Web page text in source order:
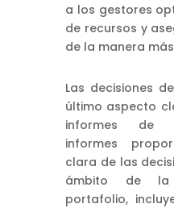
a los gestores
de recursos y
de la manera
Las decisiones
último aspecto
informes de
informes
clara de las
ámbito de la
portafolio,